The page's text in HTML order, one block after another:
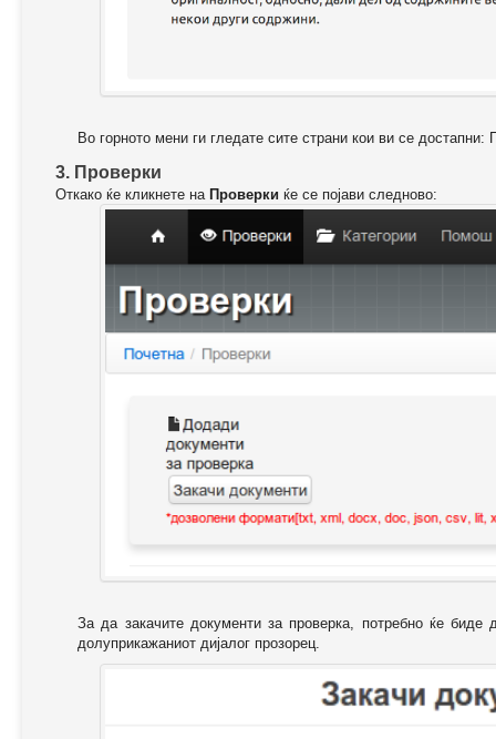
Во горното мени ги гледате сите страни кои ви се
3. Проверки
Откако ќе кликнете на Проверки ќе се појави следново:
За да закачите документи за проверка, потребно ќе биде
долуприкажаниот дијалог прозорец.